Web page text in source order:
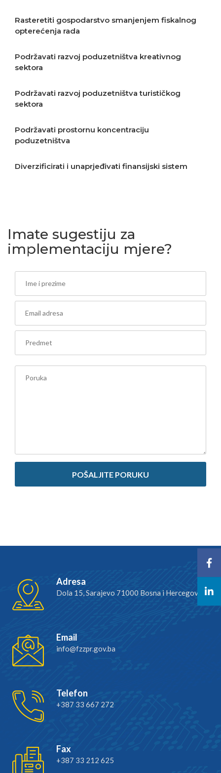
Rasteretiti gospodarstvo smanjenjem fiskalnog
opterećenja rada
Podržavati razvoj poduzetništva kreativnog
sektora
Podržavati razvoj poduzetništva turističkog
sektora
Podržavati prostornu koncentraciju
poduzetništva
Diverzificirati i unaprjeđivati finansijski sistem
Imate sugestiju za
implementaciju mjere?
Adresa
Dola 15, Sarajevo 71000 Bosna i Hercegovina
Email
info@fzzpr.gov.ba
Telefon
+387 33 667 272
Fax
+387 33 212 625